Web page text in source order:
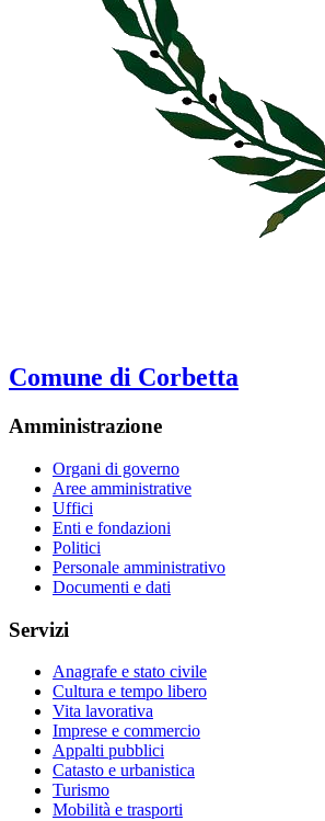
Comune di Corbetta
Amministrazione
Organi di governo
Aree amministrative
Uffici
Enti e fondazioni
Politici
Personale amministrativo
Documenti e dati
Servizi
Anagrafe e stato civile
Cultura e tempo libero
Vita lavorativa
Imprese e commercio
Appalti pubblici
Catasto e urbanistica
Turismo
Mobilità e trasporti